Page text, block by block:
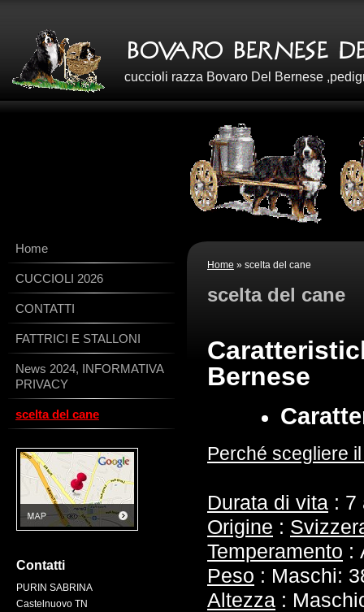
cuccioli razza Bovaro Del Bernese
Home » scelta del cane
scelta del cane
Bernese
Perché scegliere
Durata di vita : 7
Origine :
Temperamento :
Peso : Maschi:
Altezza :
Home
CUCCIOLI 2026
CONTATTI
FATTRICI E STALLONI
News 2024, INFORMATIVA
PRIVACY
scelta del cane
Contatti
PURIN SABRINA
Castelnuovo TN